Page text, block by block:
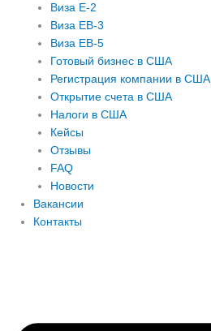
Виза E-2
Виза EB-3
Виза EB-5
Готовый бизнес в США
Регистрация компании в США
Открытие счета в США
Налоги в США
Кейсы
Отзывы
FAQ
Новости
Вакансии
Контакты